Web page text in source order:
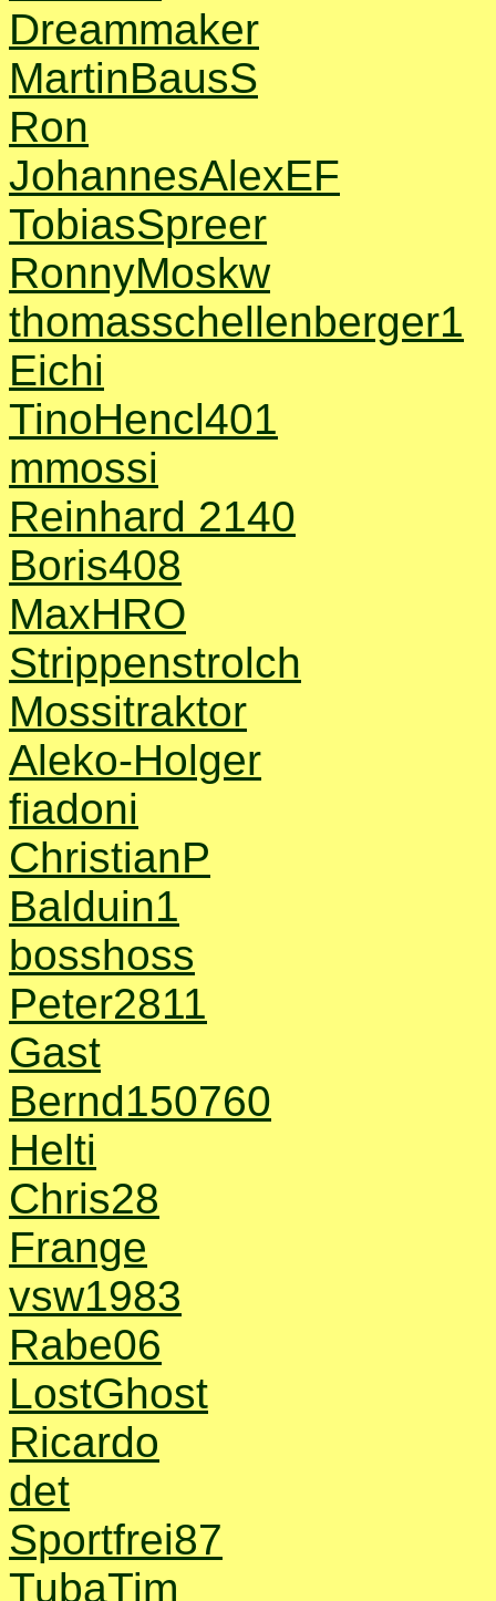
Dreammaker
MartinBausS
Ron
JohannesAlexEF
TobiasSpreer
RonnyMoskw
thomasschellenberger1
Eichi
TinoHencl401
mmossi
Reinhard 2140
Boris408
MaxHRO
Strippenstrolch
Mossitraktor
Aleko-Holger
fiadoni
ChristianP
Balduin1
bosshoss
Peter2811
Gast
Bernd150760
Helti
Chris28
Frange
vsw1983
Rabe06
LostGhost
Ricardo
det
Sportfrei87
TubaTim